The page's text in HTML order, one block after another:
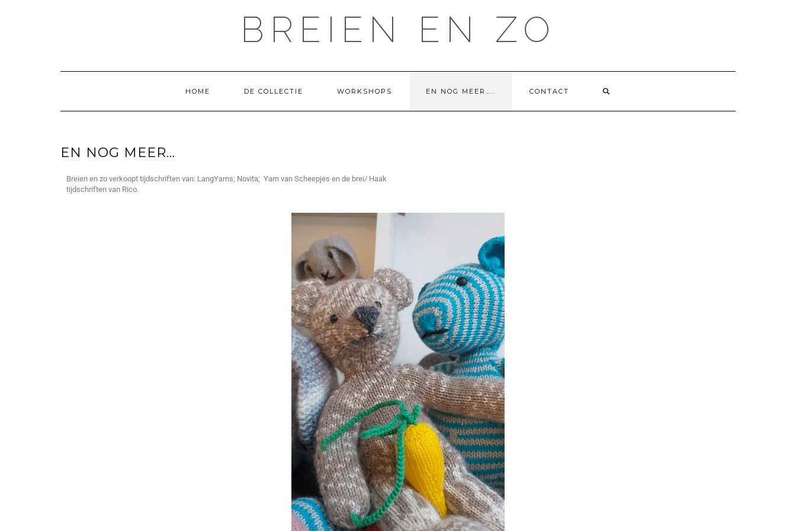
BREIEN EN ZO
HOME DE COLLECTIE WORKSHOPS EN NOG MEER….. CONTACT
EN NOG MEER…
Breien en zo verkoopt tijdschriften van: LangYarns; Novita; Yarn van Scheepjes en de brei/ Haak
tijdschriften van Rico.